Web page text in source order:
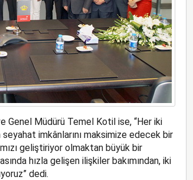
Genel Müdürü Temel Kotil ise, “Her iki
imkânlarını maksimize edecek bir
geliştiriyor olmaktan büyük bir
hızla gelişen ilişkiler bakımından, iki
dedi.